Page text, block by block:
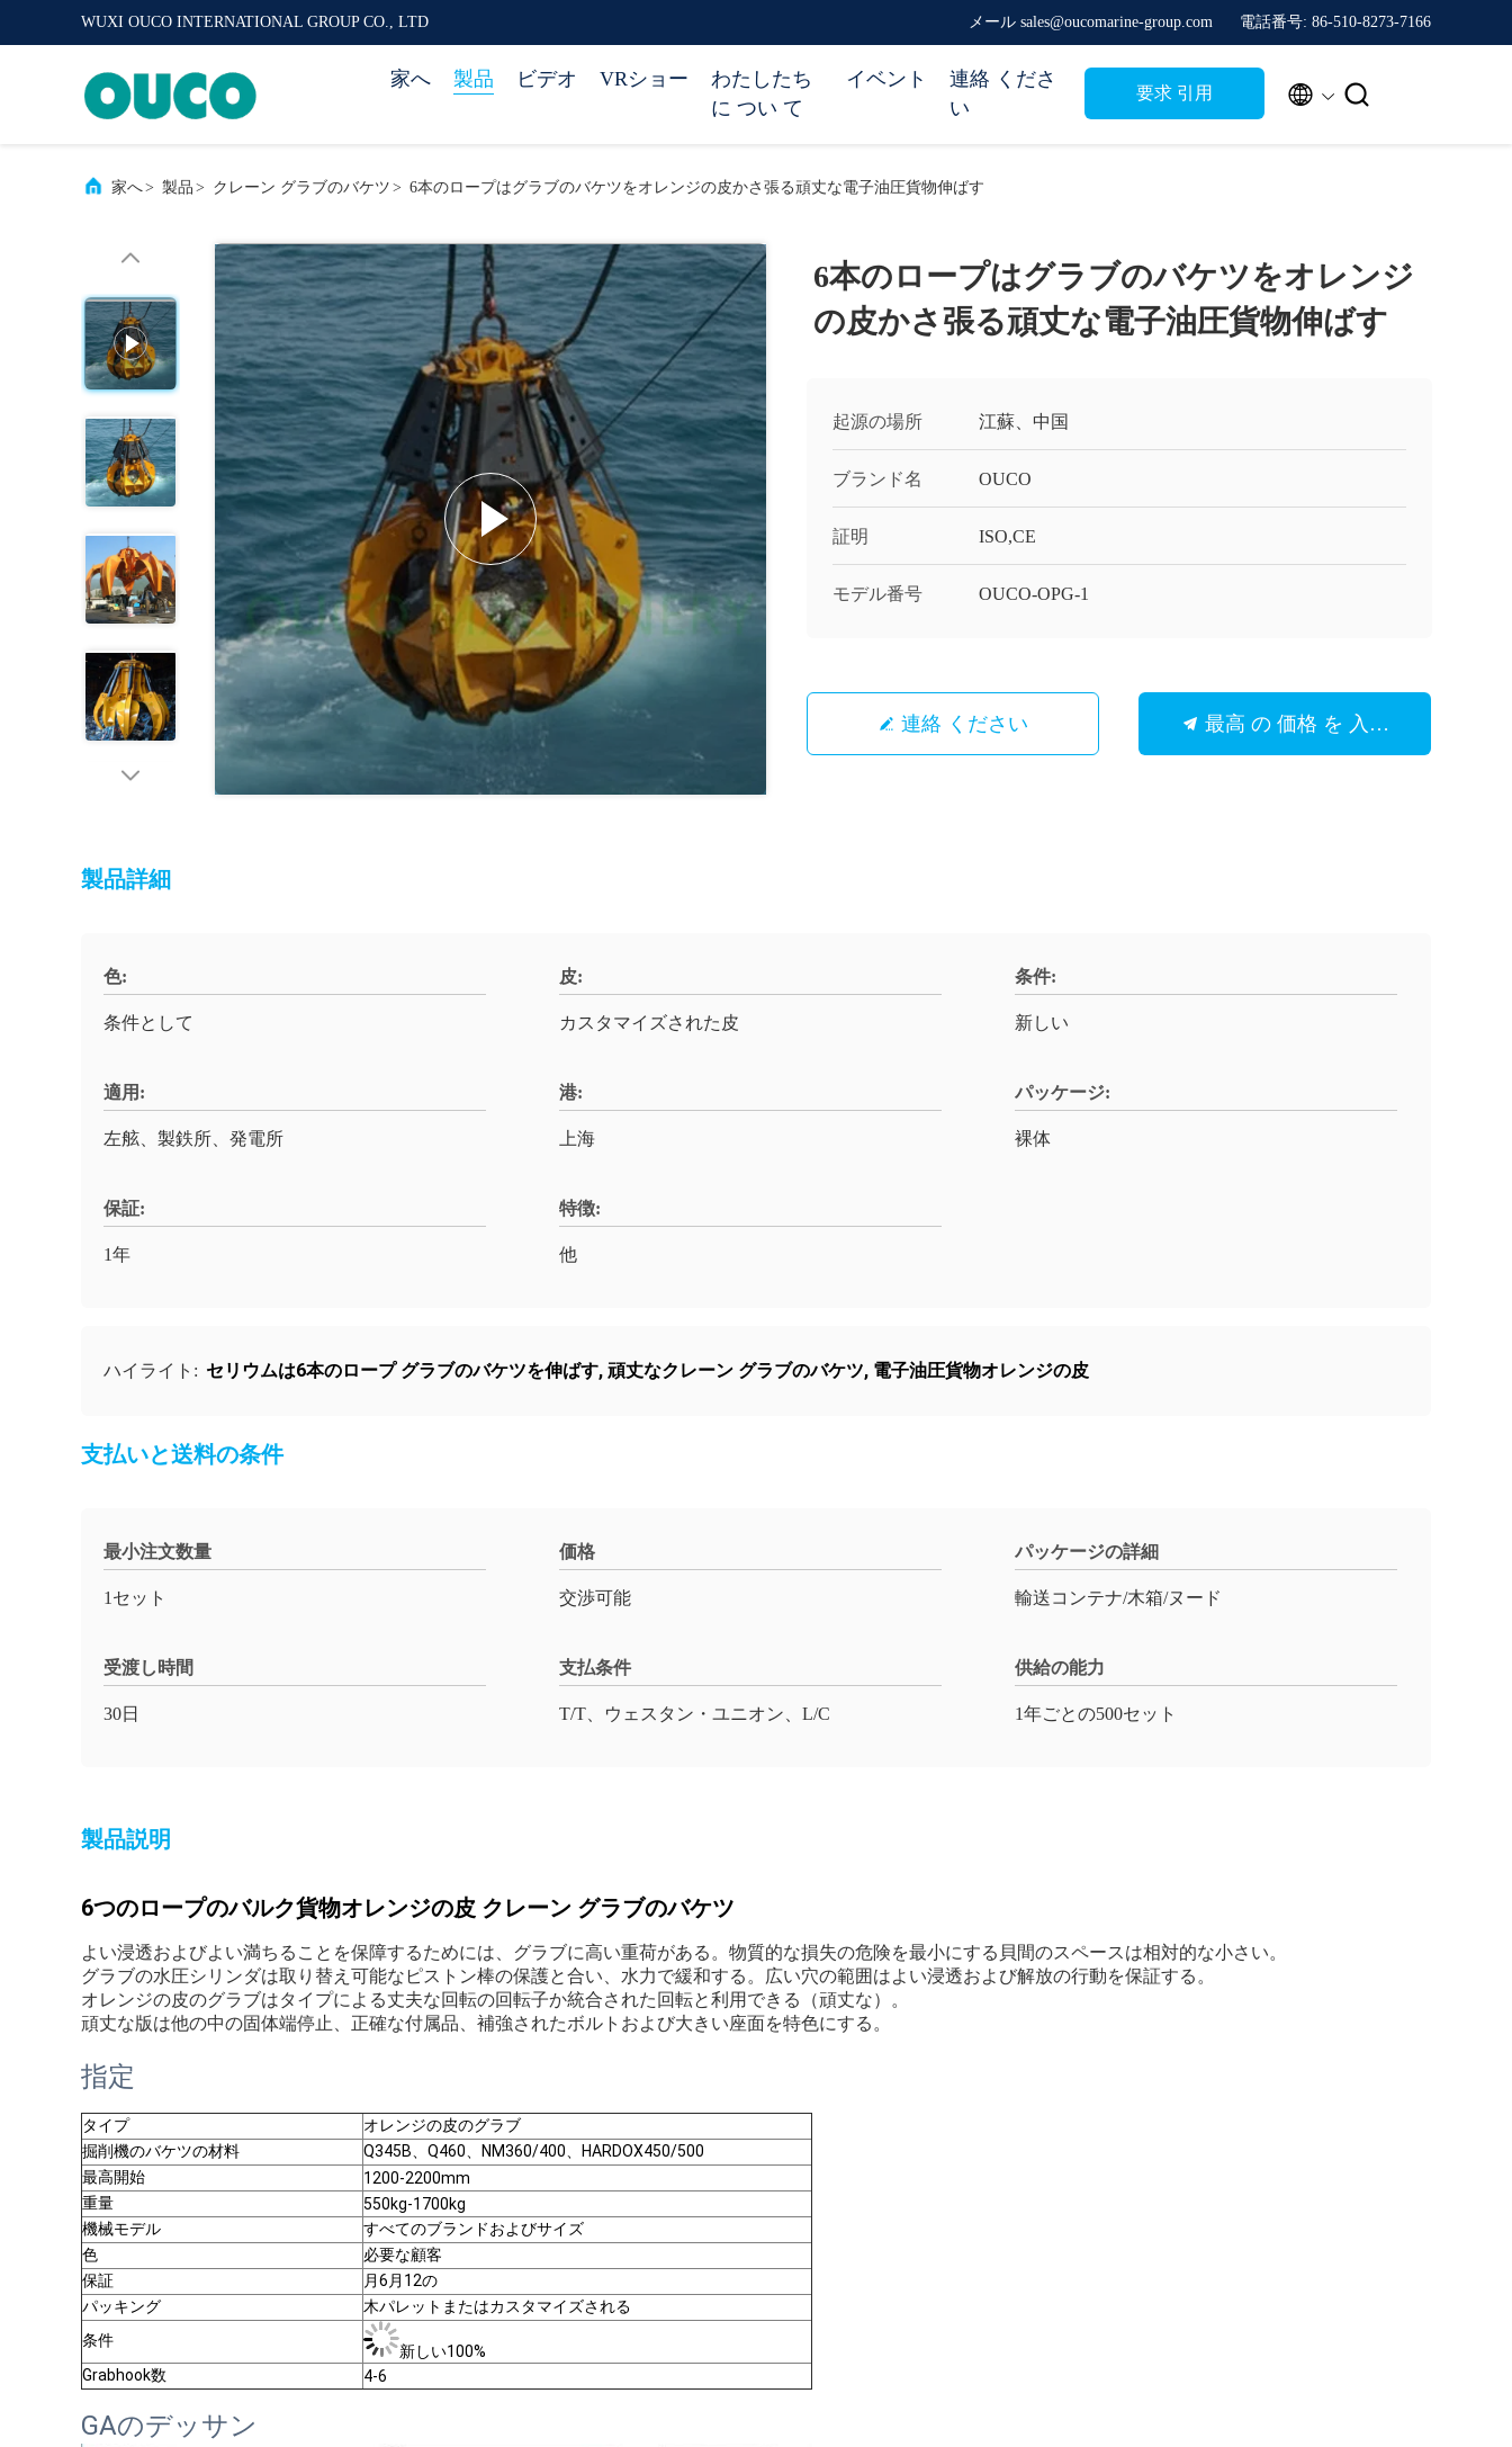
WUXI OUCO INTERNATIONAL GROUP CO., LTD メール sales@oucomarine-group.com 電話番号: 86-510-8273-7166
家へ 製品 ビデオ VRショー
わたしたち
に つい て
イベント
連絡 くださ
い
要求 引用  
家へ> 製品 > クレーン グラブのバケツ > 6本のロープはグラブのバケツをオレンジの皮かさ張る頑丈な電子油圧貨物伸ばす
6本のロープはグラブのバケツをオレンジ
の皮かさ張る頑丈な電子油圧貨物伸ばす
起源の場所 江蘇、中国
ブランド名 OUCO
証明 ISO,CE
モデル番号 OUCO-OPG-1
連絡 ください 最高 の 価格 を 入手 する
製品詳細
色:
条件として
皮:
カスタマイズされた皮
条件:
新しい
適用:
左舷、製鉄所、発電所
港:
上海
パッケージ:
裸体
保証:
1年
特徴:
他
ハイライト: セリウムは6本のロープ グラブのバケツを伸ばす, 頑丈なクレーン グラブのバケツ, 電子油圧貨物オレンジの皮
支払いと送料の条件
最小注文数量
1セット
価格
交渉可能
パッケージの詳細
輸送コンテナ/木箱/ヌード
受渡し時間
30日
支払条件
T/T、ウェスタン・ユニオン、L/C
供給の能力
1年ごとの500セット
製品説明
6つのロープのバルク貨物オレンジの皮 クレーン グラブのバケツ
よい浸透およびよい満ちることを保障するためには、グラブに高い重荷がある。物質的な損失の危険を最小にする貝間のスペースは相対的な小さい。
グラブの水圧シリンダは取り替え可能なピストン棒の保護と合い、水力で緩和する。広い穴の範囲はよい浸透および解放の行動を保証する。
オレンジの皮のグラブはタイプによる丈夫な回転の回転子か統合された回転と利用できる（頑丈な）。
頑丈な版は他の中の固体端停止、正確な付属品、補強されたボルトおよび大きい座面を特色にする。
指定
タイプ
オレンジの皮のグラブ
掘削機のバケツの材料
Q345B、Q460、NM360/400、HARDOX450/500
最高開始
1200-2200mm
重量
550kg-1700kg
機械モデル
すべてのブランドおよびサイズ
色
必要な顧客
保証
月6月12の
パッキング
木パレットまたはカスタマイズされる
条件
新しい100%
Grabhook数
4-6
GAのデッサン